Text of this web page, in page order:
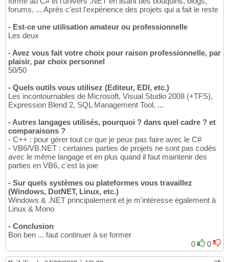
forums, ... Après c'est l'expérience des projets qui a fait le reste
- Est-ce une utilisation amateur ou professionnelle
Les deux
- Avez vous fait votre choix pour raison professionnelle, par
plaisir, par choix personnel
50/50
- Quels outils vous utilisez (Editeur, EDI, etc.)
Les incontournables de Microsoft, Visual Studio 2008 (+TFS),
Expression Blend 2, SQL Management Tool, ...
- Autres langages utilisés, pourquoi ? dans quel cadre ? et
comparaisons ?
- C++ : pour gérer tout ce que je peux pas faire avec le C#
- VB6/VB.NET : certaines parties de projets ne sont pas codés
avec le même langage et en plus quand il faut maintenir des
parties en VB6, c'est la joie
- Sur quels systèmes ou plateformes vous travaillez
(Windows, DotNET, Linux, etc.)
Windows & .NET principalement et je m'intéresse également à
Linux & Mono
- Conclusion
Bon ben ... faut continuer à se former
0
0